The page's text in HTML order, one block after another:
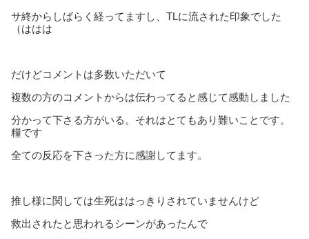
サ終からしばらく経ってますし、TLに流された印象でした
（ははは
だけどコメントは多数いただいて
複数の方のコメントからは伝わってると感じて感動しました
分かって下さる方がいる。それはとてもあり難いことです。
糧です
全ての反応を下さった方に感謝してます。
推し様に関しては生死ははっきりされていませんけど
救出されたと思われるシーンがあったんで